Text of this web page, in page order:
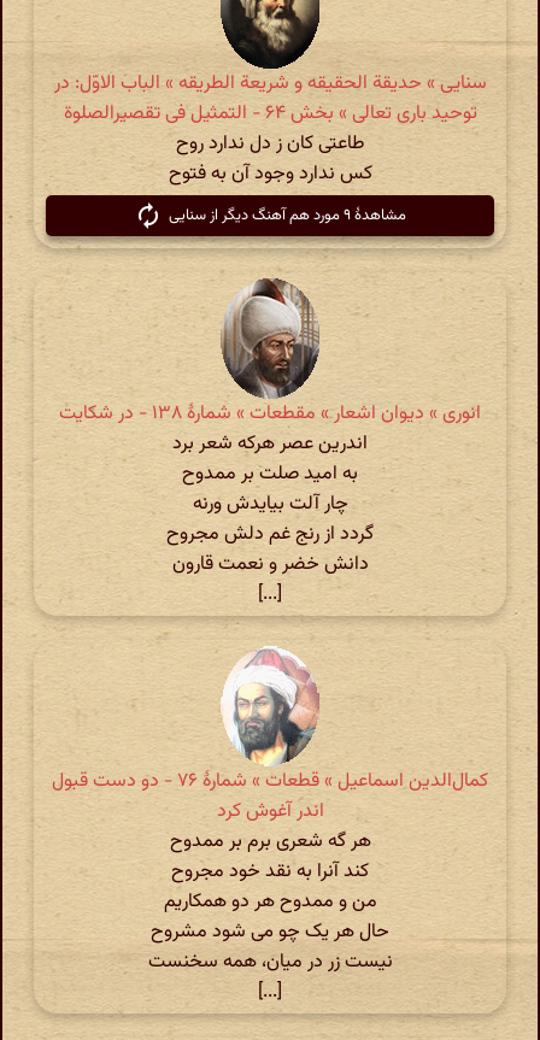
سنایی » حدیقة الحقیقه و شریعة الطریقه » الباب الاوّل: در
توحید باری تعالی » بخش ۶۴ - التمثیل فی تقصیرالصلوة
طاعتی کان ز دل ندارد روح
کس ندارد وجود آن به فتوح
مشاهدهٔ ۹ مورد هم آهنگ دیگر از سنایی
انوری » دیوان اشعار » مقطعات » شمارهٔ ۱۳۸ - در شکایت
اندرین عصر هرکه شعر برد
به امید صلت بر ممدوح
چار آلت بیایدش ورنه
گردد از رنج غم دلش مجروح
دانش خضر و نعمت قارون
[...]
کمال‌الدین اسماعیل » قطعات » شمارهٔ ۷۶ - دو دست قبول
اندر آغوش کرد
هر گه شعری برم بر ممدوح
کند آنرا به نقد خود مجروح
من و ممدوح هر دو همکاریم
حال هر یک چو می شود مشروح
نیست زر در میان، همه سخنست
[...]